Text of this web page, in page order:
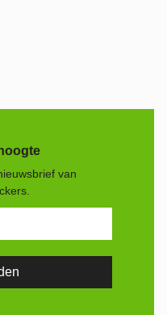
van